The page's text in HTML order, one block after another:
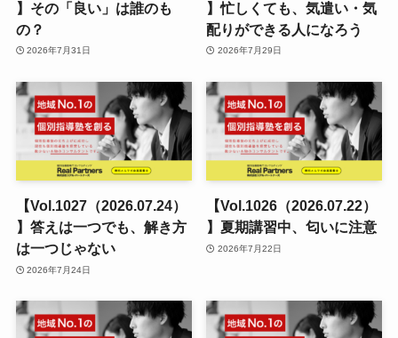
】その「良い」は誰のも
の？
2026年7月31日
】忙しくても、気遣い・気
配りができる人になろう
2026年7月29日
【Vol.1027（2026.07.24）
】答えは一つでも、解き方
は一つじゃない
2026年7月24日
【Vol.1026（2026.07.22）
】夏期講習中、匂いに注意
2026年7月22日